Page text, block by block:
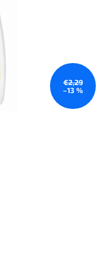
€2,29
–13 %